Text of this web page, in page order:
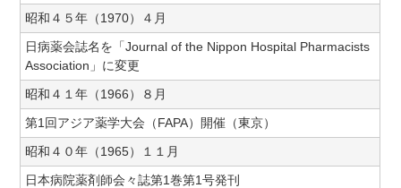
昭和４５年（1970）４月
日病薬会誌名を「Journal of the Nippon Hospital Pharmacists
Association」に変更
昭和４１年（1966）８月
第1回アジア薬学大会（FAPA）開催（東京）
昭和４０年（1965）１１月
日本病院薬剤師会々誌第1巻第1号発刊